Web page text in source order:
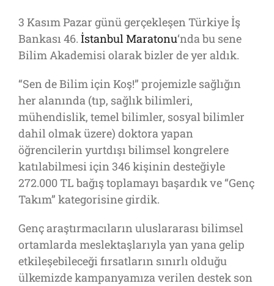
3 Kasım Pazar günü gerçekleşen Türkiye İş
Bankası 46. İstanbul Maratonu‘nda bu sene
Bilim Akademisi olarak bizler de yer aldık.
“Sen de Bilim için Koş!” projemizle sağlığın
her alanında (tıp, sağlık bilimleri,
mühendislik, temel bilimler, sosyal bilimler
dahil olmak üzere) doktora yapan
öğrencilerin yurtdışı bilimsel kongrelere
katılabilmesi için 346 kişinin desteğiyle
272.000 TL bağış toplamayı başardık ve “Genç
Takım” kategorisine girdik.
Genç araştırmacıların uluslararası bilimsel
ortamlarda meslektaşlarıyla yan yana gelip
etkileşebileceği fırsatların sınırlı olduğu
ülkemizde kampanyamıza verilen destek son